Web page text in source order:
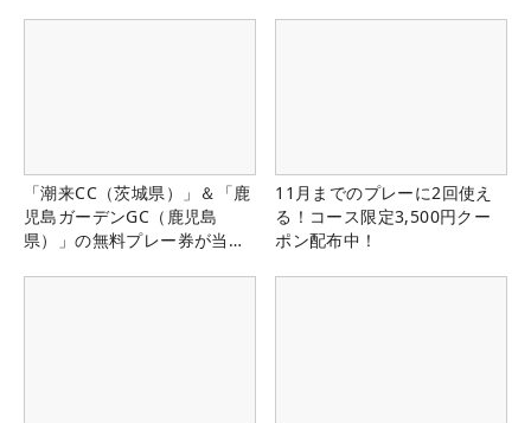
「潮来CC（茨城県）」＆「鹿
児島ガーデンGC（鹿児島
県）」の無料プレー券が当た
11月までのプレーに2回使え
る！コース限定3,500円クー
ポン配布中！